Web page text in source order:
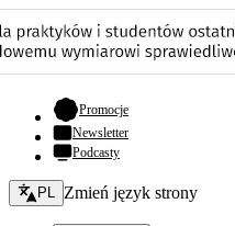
Promocje- otwiera się w
Newsletter
Podcasty
Zmień język - bieżący:
PL Zmień język strony